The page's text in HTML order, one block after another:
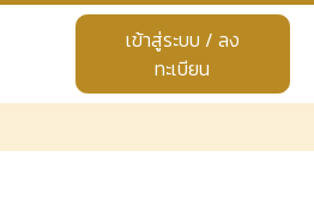
เข้าสู่ระบบ / ลง
ทะเบียน